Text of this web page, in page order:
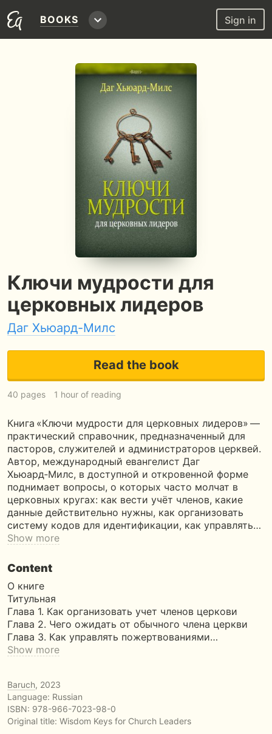
BOOKS Sign in
Ключи мудрости для
церковных лидеров
Даг Хьюард-Милс
Read the book
40 pages 1 hour of reading
Книга «Ключи мудрости для церковных лидеров» —
практический справочник, предназначенный для
пасторов, служителей и администраторов церквей.
Автор, международный евангелист Даг
Хьюард‑Милс, в доступной и откровенной форме
поднимает вопросы, о которых часто молчат в
церковных кругах: как вести учёт членов, какие
данные действительно нужны, как организовать
систему кодов для идентификации, как управлять…
Show more
Content
О книге
Титульная
Глава 1. Как организовать учет членов церкови
Глава 2. Чего ожидать от обычного члена церкви
Глава 3. Как управлять пожертвованиями…
Show more
Baruch, 2023
Language: Russian
ISBN: 978-966-7023-98-0
Original title: Wisdom Keys for Church Leaders